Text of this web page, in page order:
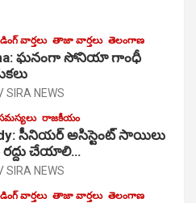
వార్తలు తాజా వార్తలు తెలంగాణ
ఘ‌నంగా సోనియా గాంధీ
SIRA NEWS
రాజకీయం
సీనియర్ అసిస్టెంట్ సాయిలు
చేయాలి…
SIRA NEWS
వార్తలు తాజా వార్తలు తెలంగాణ